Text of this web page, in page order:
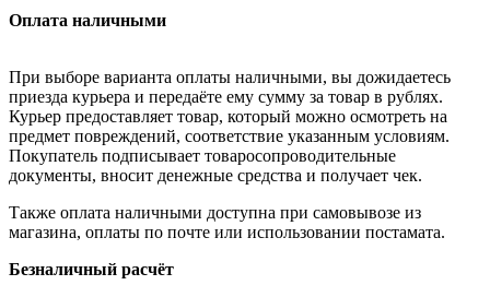
Оплата наличными
При выборе варианта оплаты наличными, вы дожидаетесь
приезда курьера и передаёте ему сумму за товар в рублях.
Курьер предоставляет товар, который можно осмотреть на
предмет повреждений, соответствие указанным условиям.
Покупатель подписывает товаросопроводительные
документы, вносит денежные средства и получает чек.
Также оплата наличными доступна при самовывозе из
магазина, оплаты по почте или использовании постамата.
Безналичный расчёт